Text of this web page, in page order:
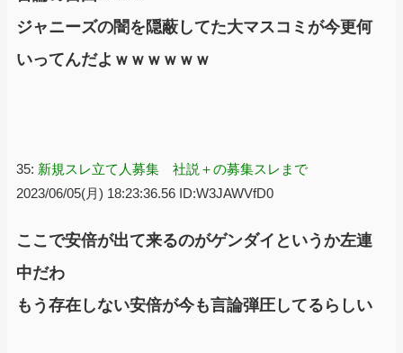
ジャニーズの闇を隠蔽してた大マスコミが今更何
いってんだよｗｗｗｗｗｗ
35: 新規スレ立て人募集 社説＋の募集スレまで
2023/06/05(月) 18:23:36.56 ID:W3JAWVfD0
ここで安倍が出て来るのがゲンダイというか左連
中だわ
もう存在しない安倍が今も言論弾圧してるらしい